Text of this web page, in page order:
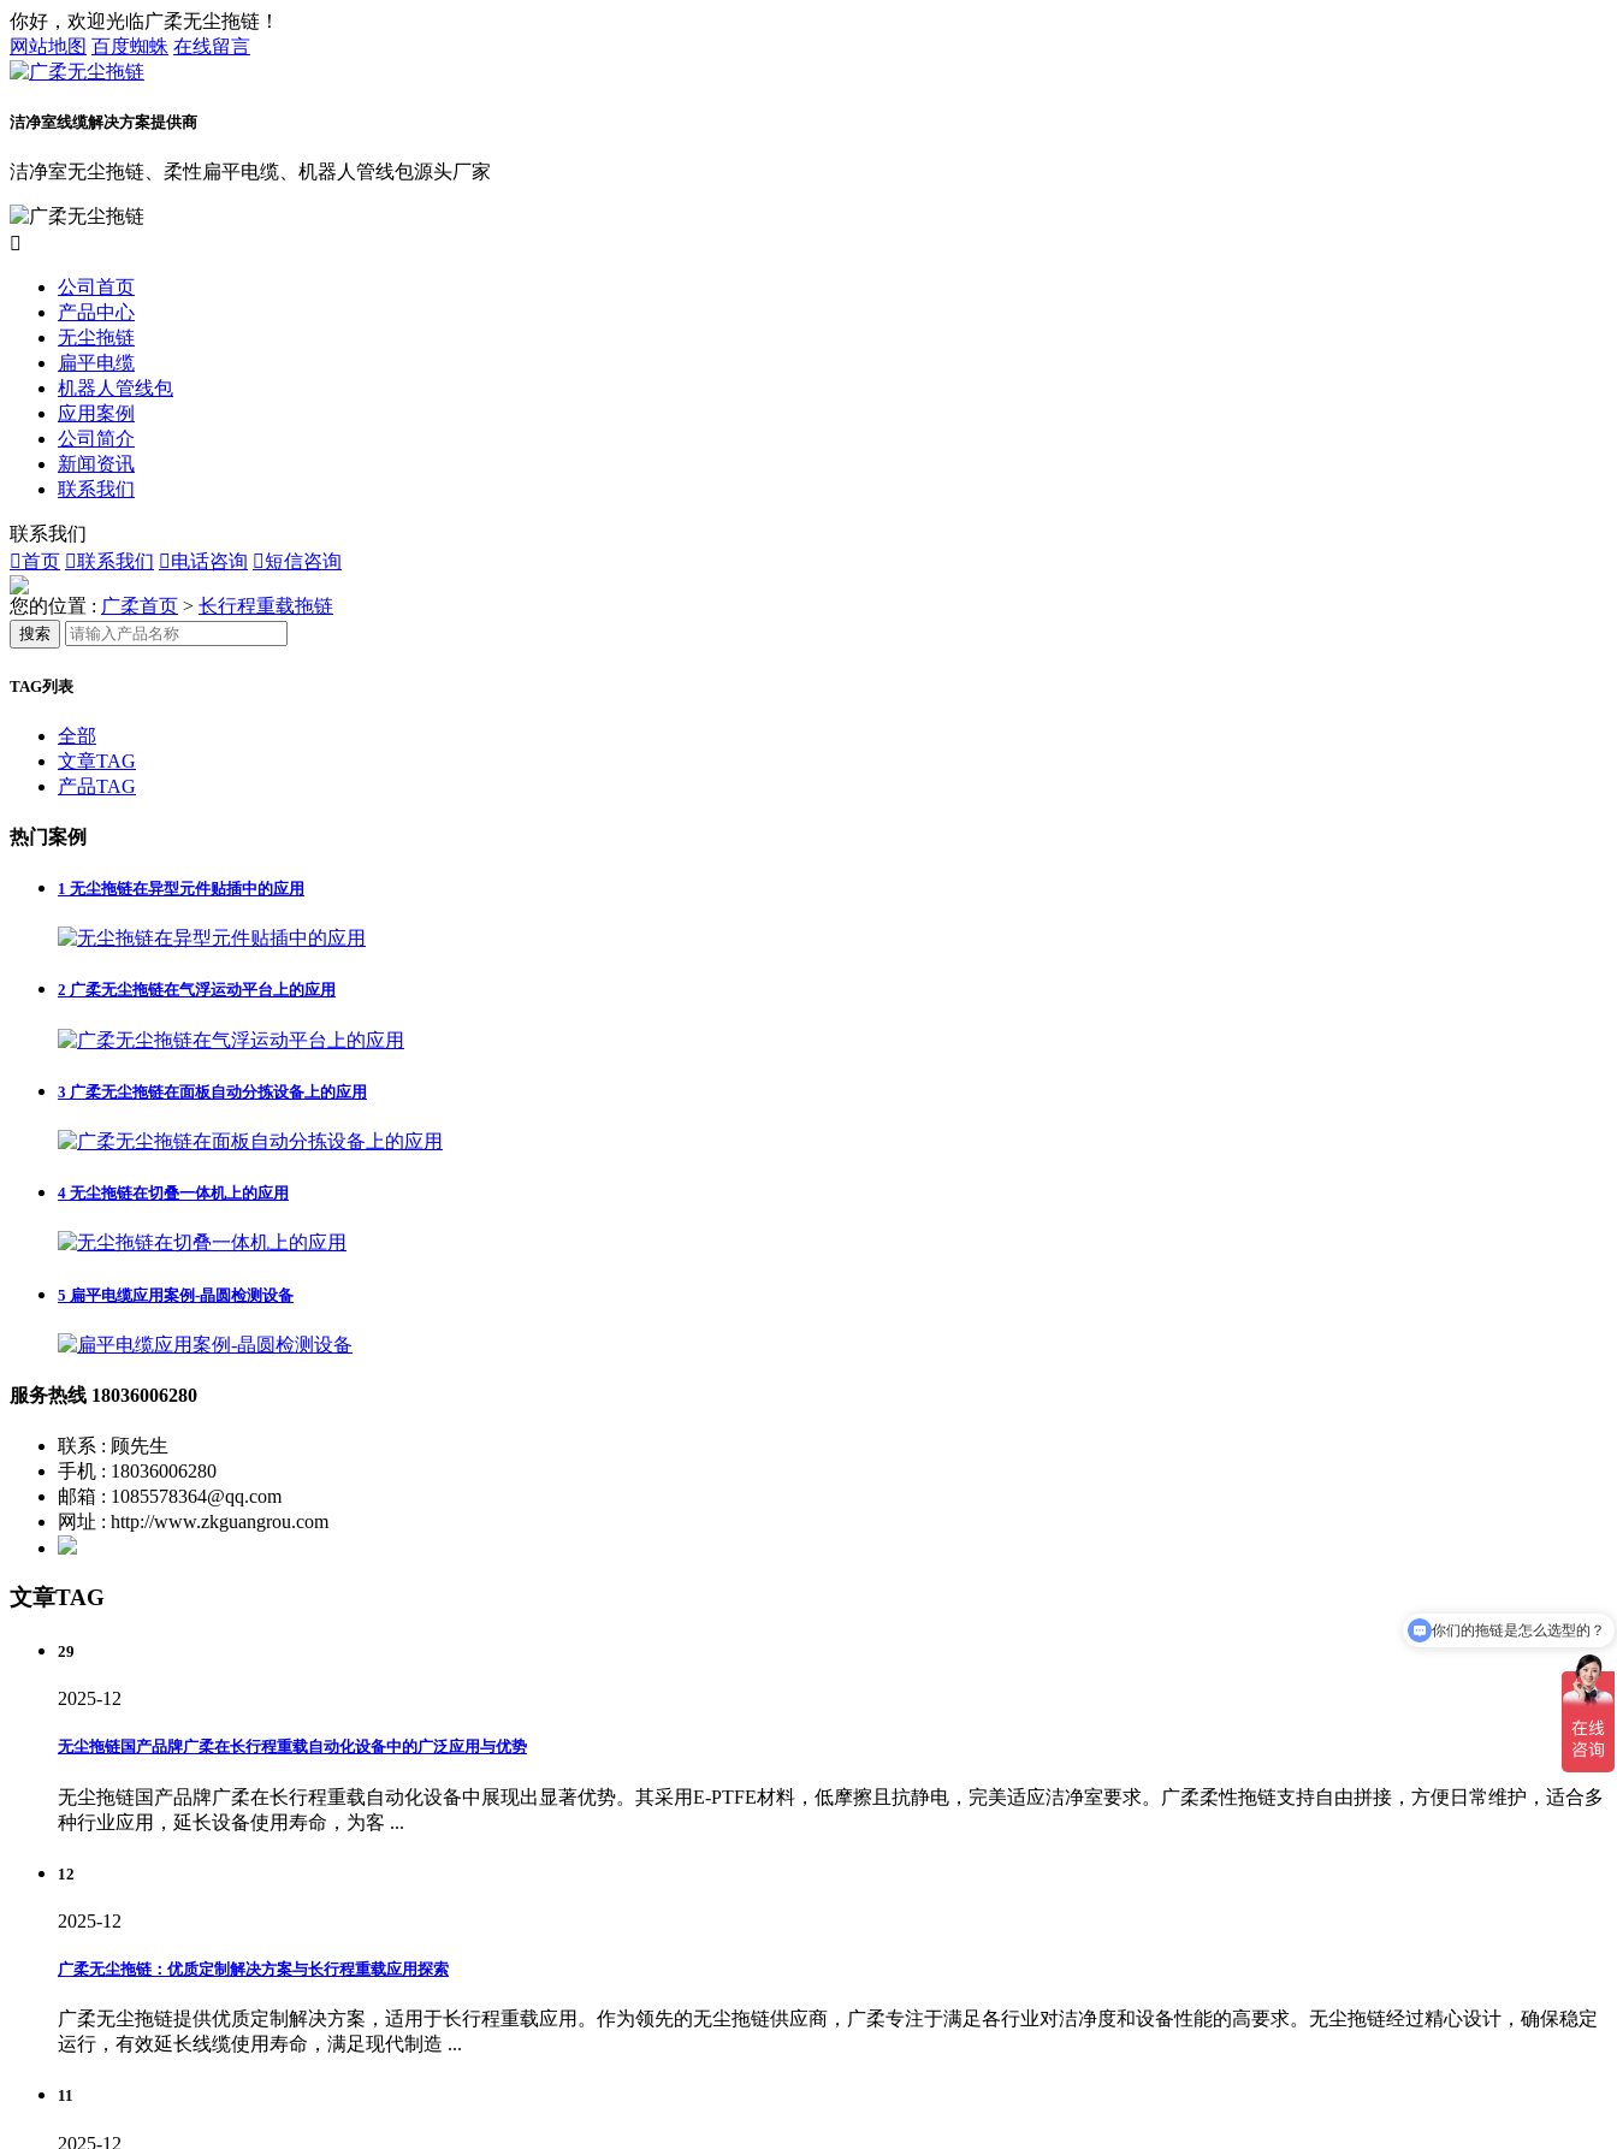
你好，欢迎光临广柔无尘拖链！
网站地图 百度蜘蛛 在线留言
洁净室线缆解决方案提供商
洁净室无尘拖链、柔性扁平电缆、机器人管线包源头厂家

公司首页
产品中心
无尘拖链
扁平电缆
机器人管线包
应用案例
公司简介
新闻资讯
联系我们
联系我们
首页 联系我们 电话咨询 短信咨询
您的位置 : 广柔首页 > 长行程重载拖链
搜索
TAG列表
全部
文章TAG
产品TAG
热门案例
1 无尘拖链在异型元件贴插中的应用
2 广柔无尘拖链在气浮运动平台上的应用
3 广柔无尘拖链在面板自动分拣设备上的应用
4 无尘拖链在切叠一体机上的应用
5 扁平电缆应用案例-晶圆检测设备
服务热线 18036006280
联系 : 顾先生
手机 : 18036006280
邮箱 : 1085578364@qq.com
网址 : http://www.zkguangrou.com
文章TAG
29
2025-12
无尘拖链国产品牌广柔在长行程重载自动化设备中的广泛应用与优势
无尘拖链国产品牌广柔在长行程重载自动化设备中展现出显著优势。其采用E-PTFE材料，低摩擦且抗静电，完美适应洁净室要求。广柔柔性拖链支持自由拼接，方便日常维护，适合多
种行业应用，延长设备使用寿命，为客 ...
12
2025-12
广柔无尘拖链：优质定制解决方案与长行程重载应用探索
广柔无尘拖链提供优质定制解决方案，适用于长行程重载应用。作为领先的无尘拖链供应商，广柔专注于满足各行业对洁净度和设备性能的高要求。无尘拖链经过精心设计，确保稳定
运行，有效延长线缆使用寿命，满足现代制造 ...
11
2025-12
你们的拖链是怎么选型的？